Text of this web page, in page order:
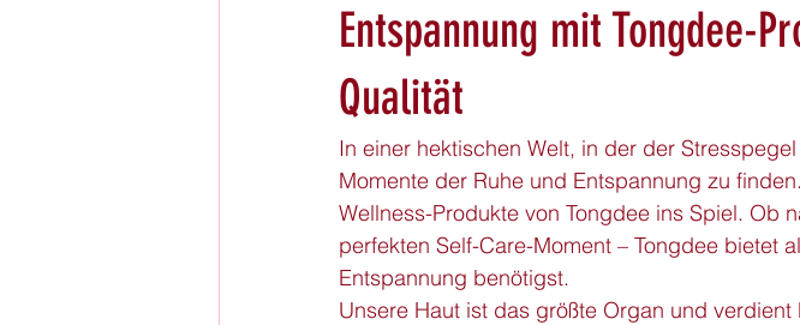
Entspannung mit Tongdee-
Qualität
In einer hektischen Welt, in der der
Momente der Ruhe und Entspannung zu
Wellness-Produkte von Tongdee ins Spiel. Ob
perfekten Self-Care-Moment – Tongdee bietet
Entspannung benötigst.
Unsere Haut ist das größte Organ und